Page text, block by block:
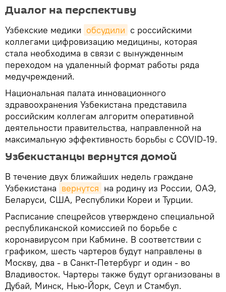
Диалог на перспективу
Узбекские медики обсудили с российскими
коллегами цифровизацию медицины, которая
стала необходима в связи с вынужденным
переходом на удаленный формат работы ряда
медучреждений.
Национальная палата инновационного
здравоохранения Узбекистана представила
российским коллегам алгоритм оперативной
деятельности правительства, направленной на
максимальную эффективность борьбы с COVID-19.
Узбекистанцы вернутся домой
В течение двух ближайших недель граждане
Узбекистана вернутся на родину из России, ОАЭ,
Беларуси, США, Республики Кореи и Турции.
Расписание спецрейсов утверждено специальной
республиканской комиссией по борьбе с
коронавирусом при Кабмине. В соответствии с
графиком, шесть чартеров будут направлены в
Москву, два - в Санкт-Петербург и один - во
Владивосток. Чартеры также будут организованы в
Дубай, Минск, Нью-Йорк, Сеул и Стамбул.